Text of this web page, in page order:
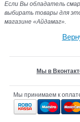
Если Вы обладатель
выбирать товары для
магазине «Айдамаг».
Мы в
Мы принимаем к